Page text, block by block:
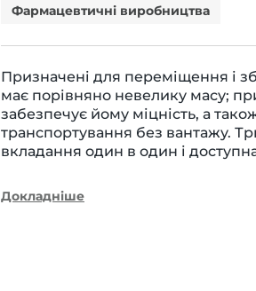
Фармацевтичні виробництва
Призначені для переміщення і
має порівняно невелику масу;
забезпечує йому міцність, а
транспортування без вантажу.
вкладання один в один і
Докладніше